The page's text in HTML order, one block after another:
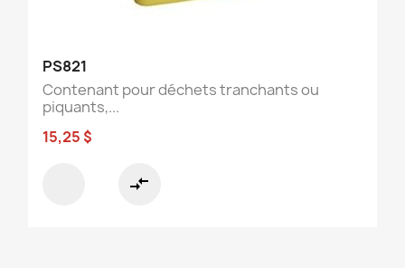
PS821
Contenant pour déchets tranchants ou
piquants,...
15,25 $
compare_arrows